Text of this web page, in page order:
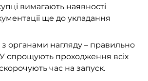
вимагають наявності
ще до укладання
органами нагляду – правильно
спрощують проходження всіх
час на запуск.